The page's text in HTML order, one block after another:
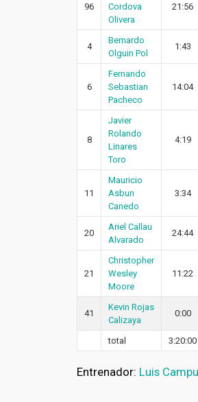
96
Cordova
Olivera
21:56
4
Bernardo
Olguin Pol
1:43
6
Fernando
Sebastian
Pacheco
14:04
8
Javier
Rolando
Linares
Toro
4:19
11
Mauricio
Asbun
Canedo
3:34
20
Ariel Callau
Alvarado
24:44
21
Christopher
Wesley
Moore
11:22
41
Kevin Rojas
Calizaya
0:00
total 3:20:00
Entrenador: Luis